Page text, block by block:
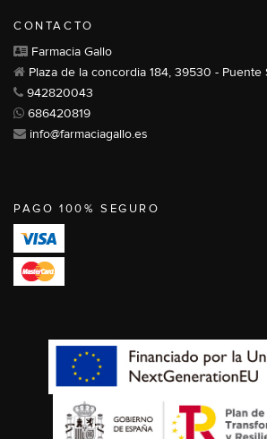
CONTACTO
Farmacia Gallo
Plaza de la concordia 184, 39530 - Puente
942820043
686420819
info@farmaciagallo.es
PAGO 100% SEGURO